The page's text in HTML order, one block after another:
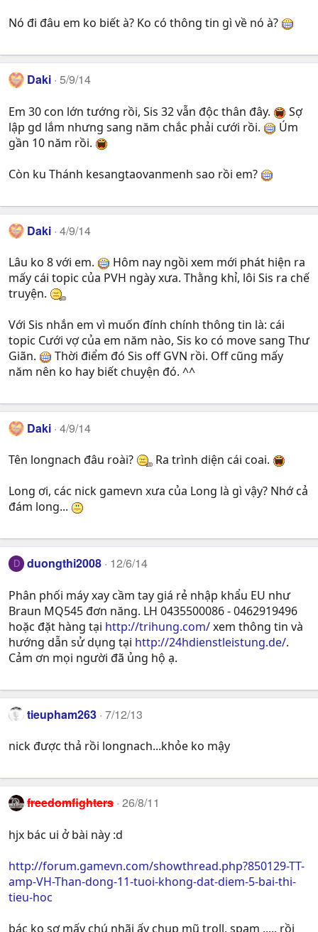
Nó đi đâu em ko biết à? Ko có thông tin gì về nó à?
Daki 5/9/14
Em 30 con lớn tướng rồi, Sis 32 vẫn độc thân đây.
Sợ
lập gd lắm nhưng sang năm chắc phải cưới rồi.
Úm
gần 10 năm rồi.
Còn ku Thánh kesangtaovanmenh sao rồi em?
Daki 4/9/14
Lâu ko 8 với em.
Hôm nay ngồi xem mới phát hiện ra
mấy cái topic của PVH ngày xưa. Thằng khỉ, lôi Sis ra chế
truyện.
Với Sis nhắn em vì muốn đính chính thông tin là: cái
topic Cưới vợ của em năm nào, Sis ko có move sang Thư
Giãn.
Thời điểm đó Sis off GVN rồi. Off cũng mấy
năm nên ko hay biết chuyện đó. ^^
Daki 4/9/14
Tên longnach đâu roài?
Ra trình diện cái coai.
Long ơi, các nick gamevn xưa của Long là gì vậy? Nhớ cả
đám long...
D duongthi2008 12/6/14
Phân phối máy xay cầm tay giá rẻ nhập khẩu EU như
Braun MQ545 đơn năng. LH 0435500086 - 0462919496
hoặc đặt hàng tại http://trihung.com/xem thông tin và
hướng dẫn sử dụng tại http://24hdienstleistung.de/.
Cảm ơn mọi người đã ủng hộ ạ.
tieupham263 7/12/13
nick được thả rồi longnach...khỏe ko mậy
freedomfighters 26/8/11
hjx bác ui ở bài này :d
http://forum.gamevn.com/showthread.php?850129-TT-
amp-VH-Than-dong-11-tuoi-khong-dat-diem-5-bai-thi-
tieu-hoc
bác ko sợ mấy chú nhãi ấy chụp mũ troll, spam ..... rồi